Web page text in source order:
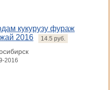
кукурузу фураж
2016
14.5 руб.
2016